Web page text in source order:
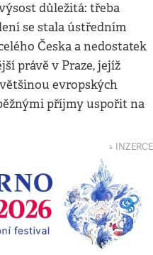
důležitá: třeba
se stala ústředním
Česka a nedostatek
právě v Praze, jejíž
evropských
příjmy uspořit na
↓ INZERCE